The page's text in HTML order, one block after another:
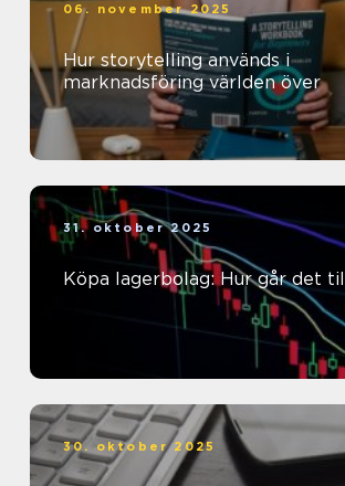
06. november 2025
Hur storytelling används i
marknadsföring världen över
31. oktober 2025
Köpa lagerbolag: Hur går det
30. oktober 2025